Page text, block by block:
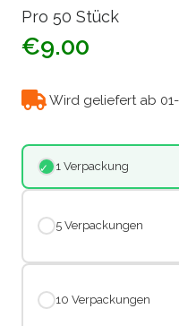
Pro 50 Stück
€9.00
Wird geliefert ab
1 Verpackung
5 Verpackungen
10 Verpackungen